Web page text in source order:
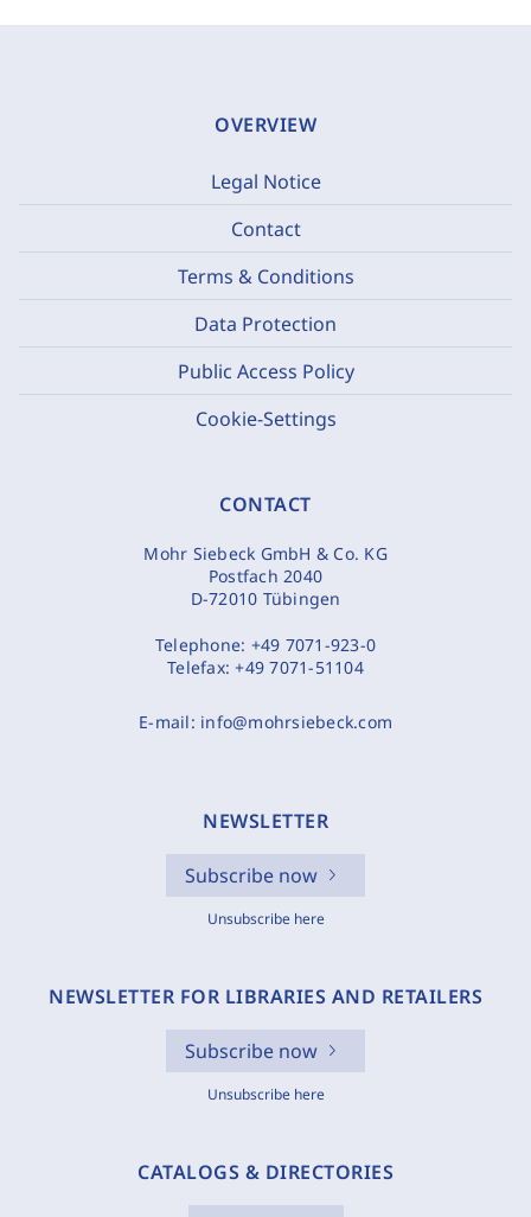
OVERVIEW
Legal Notice
Contact
Terms & Conditions
Data Protection
Public Access Policy
Cookie-Settings
CONTACT
Mohr Siebeck GmbH & Co. KG
Postfach 2040
D-72010 Tübingen
Telephone: +49 7071-923-0
Telefax:+49 7071-51104
E-mail: info@mohrsiebeck.com
NEWSLETTER
Subscribe now
Unsubscribe here
NEWSLETTER FOR LIBRARIES AND RETAILERS
Subscribe now
Unsubscribe here
CATALOGS & DIRECTORIES